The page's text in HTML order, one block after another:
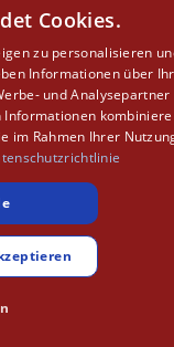
Cookies.
zu personalisieren
Informationen über
und Analysepartner
im Rahmen Ihrer